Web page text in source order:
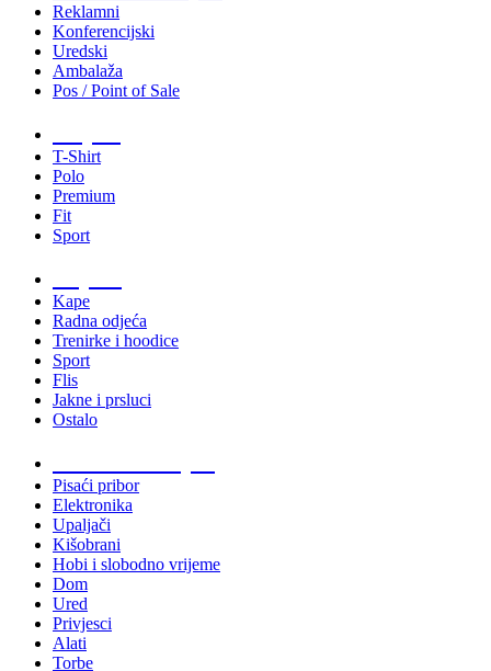
Reklamni
Konferencijski
Uredski
Ambalaža
Pos / Point of Sale
T-Shirt
Polo
Premium
Fit
Sport
Kape
Radna odjeća
Trenirke i hoodice
Sport
Flis
Jakne i prsluci
Ostalo
Pisaći pribor
Elektronika
Upaljači
Kišobrani
Hobi i slobodno vrijeme
Dom
Ured
Privjesci
Alati
Torbe